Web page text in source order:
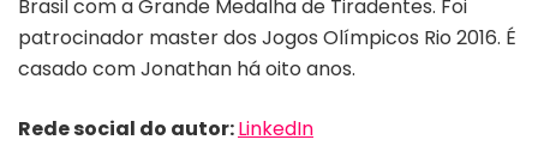
Brasil com a Grande Medalha de Tiradentes. Foi
patrocinador master dos Jogos Olímpicos Rio 2016. É
casado com Jonathan há oito anos.
Rede social do autor:LinkedIn